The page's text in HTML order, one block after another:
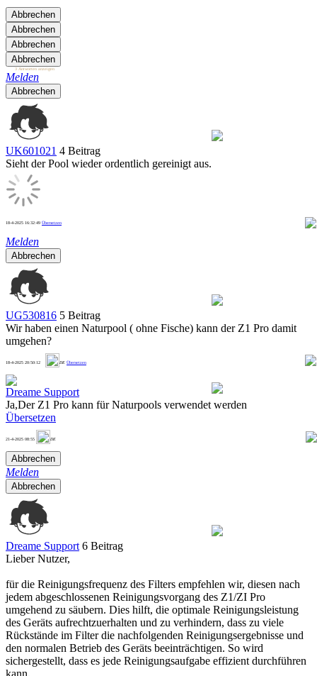
Abbrechen
Abbrechen
Abbrechen
Abbrechen
3 Antworten anzeigen
Melden
Abbrechen
UK601021 4 Beitrag
Sieht der Pool wieder ordentlich gereinigt aus.
18-4-2025 16:32:49 Übersetzen
Melden
Abbrechen
UG530816 5 Beitrag
Wir haben einen Naturpool ( ohne Fische) kann der Z1 Pro damit
umgehen?
18-4-2025 20:50:12 DE Übersetzen
Dreame Support
Ja,Der Z1 Pro kann für Naturpools verwendet werden
Übersetzen
21-4-2025 08:55 DE
Abbrechen
Melden
Abbrechen
Dreame Support 6 Beitrag
Lieber Nutzer,
für die Reinigungsfrequenz des Filters empfehlen wir, diesen nach
jedem abgeschlossenen Reinigungsvorgang des Z1/ZI Pro
umgehend zu säubern. Dies hilft, die optimale Reinigungsleistung
des Geräts aufrechtzuerhalten und zu verhindern, dass zu viele
Rückstände im Filter die nachfolgenden Reinigungsergebnisse und
den normalen Betrieb des Geräts beeinträchtigen. So wird
sichergestellt, dass es jede Reinigungsaufgabe effizient durchführen